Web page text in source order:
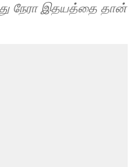
நேரா இதயத்தை தான்